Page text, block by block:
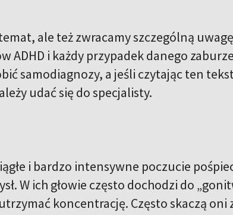
ale też zwracamy szczególną
i każdy przypadek danego
samodiagnozy, a jeśli czytając ten
udać się do specjalisty.
i bardzo intensywne poczucie
W ich głowie często dochodzi do
koncentrację. Często skaczą oni